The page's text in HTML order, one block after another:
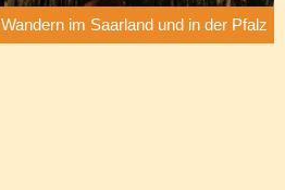
Wandern im Saarland und in der Pfalz